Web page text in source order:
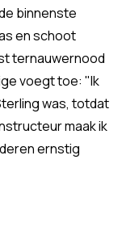
binnenste
en schoot
ternauwernood
voegt toe: "Ik
was, totdat
maak ik
ernstig